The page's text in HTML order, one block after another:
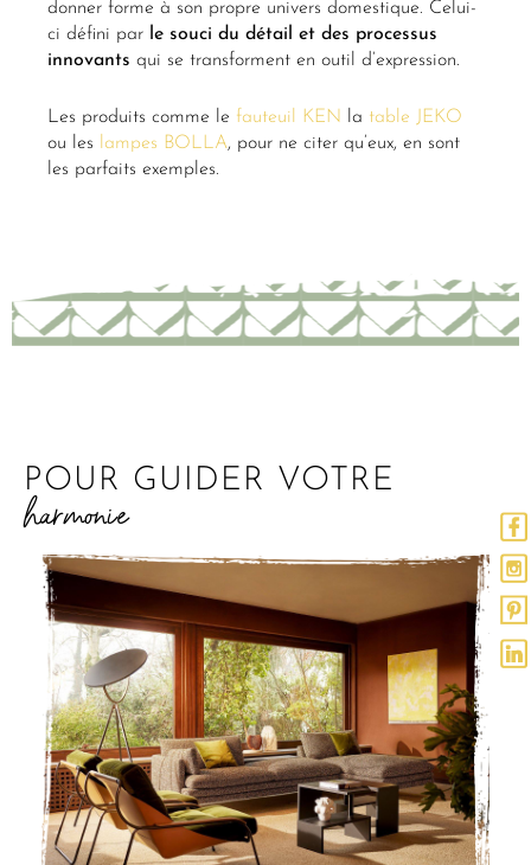
donner forme à son propre univers domestique. Celui-
ci défini par le souci du détail et des processus
innovants qui se transforment en outil d’expression.
Les produits comme le fauteuil KEN la table JEKO
ou les
lampes BOLLA, pour ne citer qu’eux, en sont
les parfaits exemples.
POUR GUIDER VOTRE
harmonie